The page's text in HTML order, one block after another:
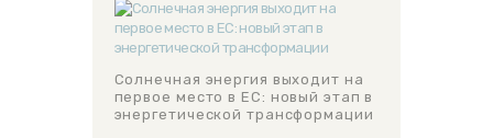
Солнечная энергия выходит на
первое место в ЕС: новый этап в
энергетической трансформации